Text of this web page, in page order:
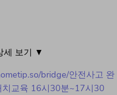
세 보기 ▼
bridge/안전사고 완
치교육 16시30분~17시30